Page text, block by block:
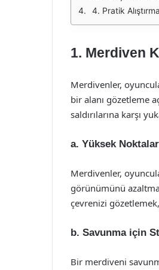
4. Pratik
1. Merdiven
Merdivenler,
bir alanı gözetleme
saldırılarına karşı
a. Yüksek
Merdivenler,
görünümünü
çevrenizi
b. Savunma için
Bir merdiveni